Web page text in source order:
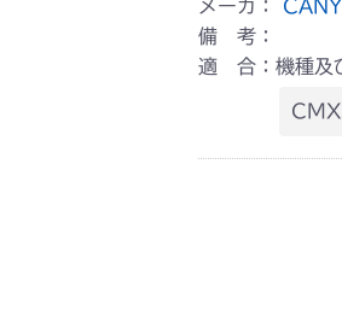
メーカ：
備 考：
適 合：機種及